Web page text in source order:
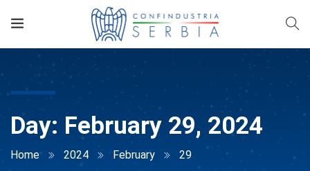
Day: February 29, 2024
Home 2024 February 29